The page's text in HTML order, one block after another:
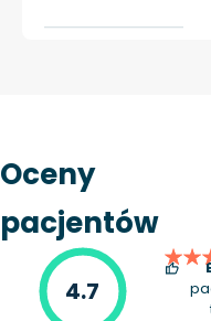
Oceny
pacjentów
4.7